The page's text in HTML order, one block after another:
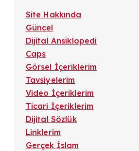
Site Hakkında
Güncel
Dijital Ansiklopedi
Caps
Görsel İçeriklerim
Tavsiyelerim
Video İçeriklerim
Ticari İçeriklerim
Dijital Sözlük
Linklerim
Gerçek İslam